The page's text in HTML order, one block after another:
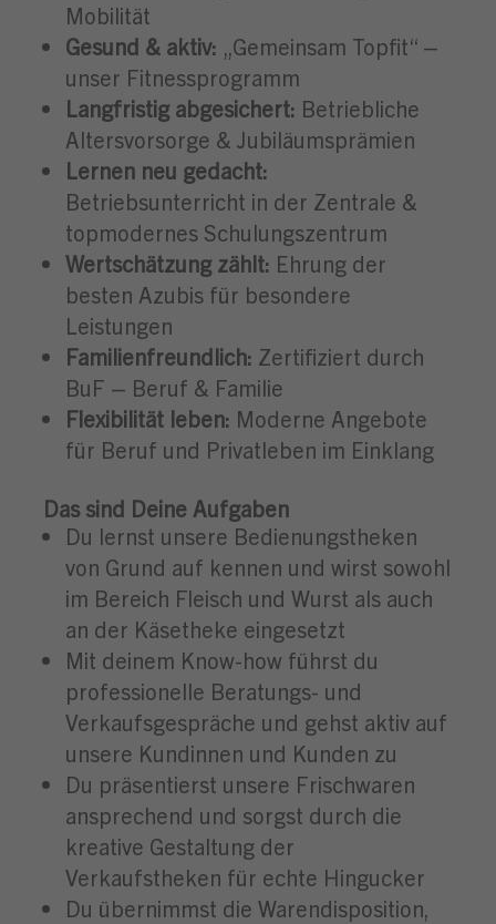
Mobilität
Gesund & aktiv: „Gemeinsam Topfit“ –
unser Fitnessprogramm
Langfristig abgesichert: Betriebliche
Altersvorsorge & Jubiläumsprämien
Lernen neu gedacht:
Betriebsunterricht in der Zentrale &
topmodernes Schulungszentrum
Wertschätzung zählt: Ehrung der
besten Azubis für besondere
Leistungen
Familienfreundlich: Zertifiziert durch
BuF – Beruf & Familie
Flexibilität leben: Moderne Angebote
für Beruf und Privatleben im Einklang
Das sind Deine Aufgaben
Du lernst unsere Bedienungstheken
von Grund auf kennen und wirst sowohl
im Bereich Fleisch und Wurst als auch
an der Käsetheke eingesetzt
Mit deinem Know-how führst du
professionelle Beratungs- und
Verkaufsgespräche und gehst aktiv auf
unsere Kundinnen und Kunden zu
Du präsentierst unsere Frischwaren
ansprechend und sorgst durch die
kreative Gestaltung der
Verkaufstheken für echte Hingucker
Du übernimmst die Warendisposition,